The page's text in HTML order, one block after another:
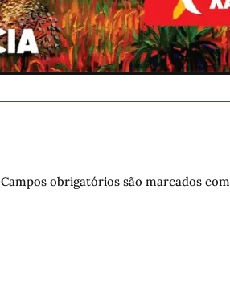
Campos obrigatórios são marcados com